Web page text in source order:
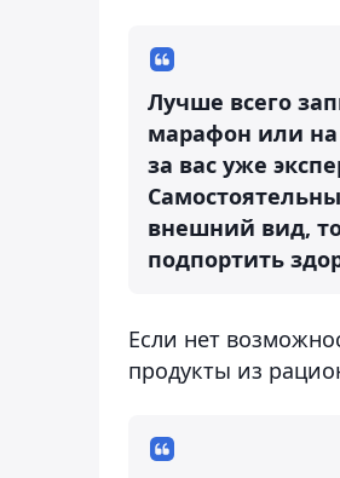
Лучше всего
марафон или на
за вас уже
внешний вид,
подпортить
Если нет
продукты из